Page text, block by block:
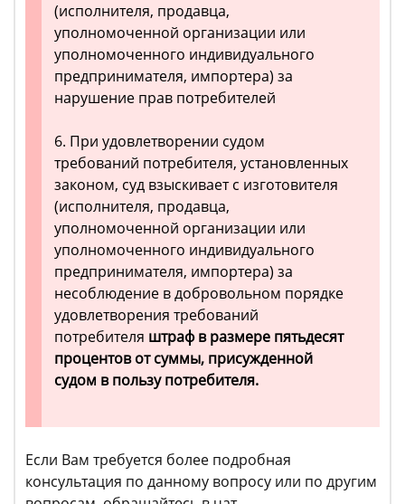
(исполнителя, продавца,
уполномоченной организации или
уполномоченного индивидуального
предпринимателя, импортера) за
нарушение прав потребителей
6. При удовлетворении судом
требований потребителя, установленных
законом, суд взыскивает с изготовителя
(исполнителя, продавца,
уполномоченной организации или
уполномоченного индивидуального
предпринимателя, импортера) за
несоблюдение в добровольном порядке
удовлетворения требований
потребителя штраф в размере пятьдесят
процентов от суммы, присужденной
судом в пользу потребителя.
Если Вам требуется более подробная
консультация по данному вопросу или по другим